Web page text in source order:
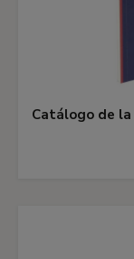
Catálogo de